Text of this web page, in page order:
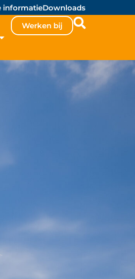
informatieDownloads
Werken bij